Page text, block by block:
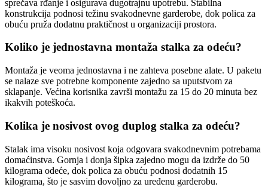
sprečava rđanje i osigurava dugotrajnu upotrebu. Stabilna
konstrukcija podnosi težinu svakodnevne garderobe, dok polica za
obuću pruža dodatnu praktičnost u organizaciji prostora.
Koliko je jednostavna montaža stalka za odeću?
Montaža je veoma jednostavna i ne zahteva posebne alate. U paketu
se nalaze sve potrebne komponente zajedno sa uputstvom za
sklapanje. Većina korisnika završi montažu za 15 do 20 minuta bez
ikakvih poteškoća.
Kolika je nosivost ovog duplog stalka za odeću?
Stalak ima visoku nosivost koja odgovara svakodnevnim potrebama
domaćinstva. Gornja i donja šipka zajedno mogu da izdrže do 50
kilograma odeće, dok polica za obuću podnosi dodatnih 15
kilograma, što je sasvim dovoljno za uređenu garderobu.